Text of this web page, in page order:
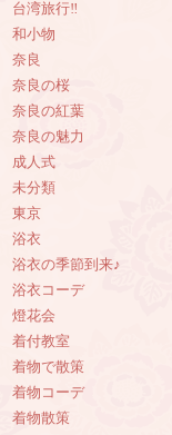
台湾旅行‼︎
和小物
奈良
奈良の桜
奈良の紅葉
奈良の魅力
成人式
未分類
東京
浴衣
浴衣の季節到来♪
浴衣コーデ
燈花会
着付教室
着物で散策
着物コーデ
着物散策